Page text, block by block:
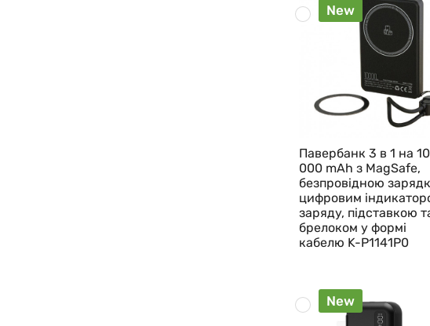
New
Павербанк 3 в 1 на 10
000 mAh з MagSafe,
безпровідною
цифровим
заряду, підставкою
брелоком у формі
кабелю K-P1141P0
New